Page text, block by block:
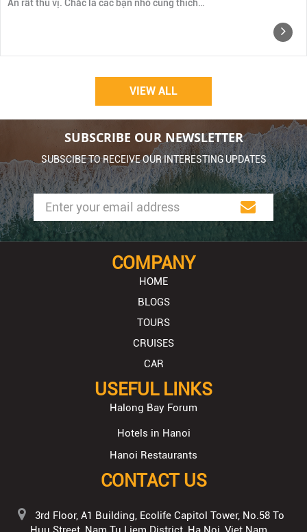
Ăn rất thú vị. Chắc là các bạn nhỏ cũng thích…
VIEW ALL
SUBSCRIBE OUR NEWSLETTER
SUBSCIBE TO RECEIVE OUR INTERESTING UPDATES
COMPANY
HOME
BLOGS
TOURS
CRUISES
CAR
USEFUL LINKS
Halong Bay Forum
Hotels in Hanoi
Hanoi Restaurants
CONTACT US
3rd Floor, A1 Building, Ecolife Capitol Tower, No.58 To